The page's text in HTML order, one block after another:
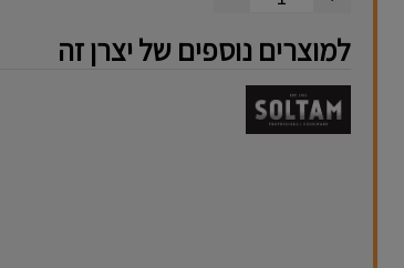
למוצרים נוספים של יצרן זה